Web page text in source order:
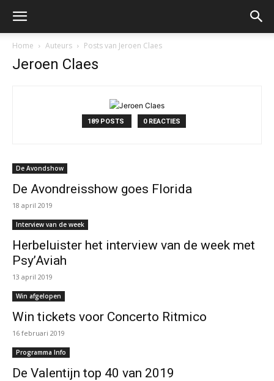
Home Auteurs Posts van Jeroen Claes
Jeroen Claes
189 POSTS 0 REACTIES
De Avondshow
De Avondreisshow goes Florida
18 april 2019
Interview van de week
Herbeluister het interview van de week met
Psy’Aviah
13 april 2019
Win afgelopen
Win tickets voor Concerto Ritmico
16 februari 2019
Programma Info
De Valentijn top 40 van 2019